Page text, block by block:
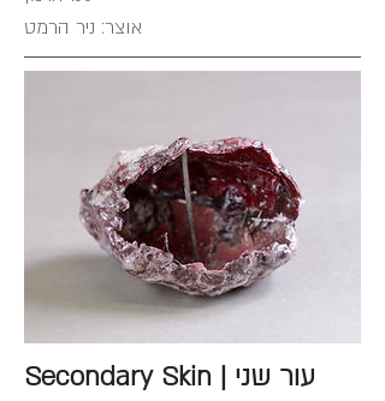
אוצר: ניר הרמט
Secondary Skin | עור שני